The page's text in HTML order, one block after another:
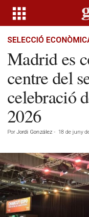
SELECCIÓ
Madrid es
centre del
celebració
2026
Por Jordi González - 18 de juny